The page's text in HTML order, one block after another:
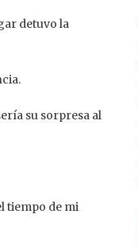
detuvo la
su sorpresa al
tiempo de mi